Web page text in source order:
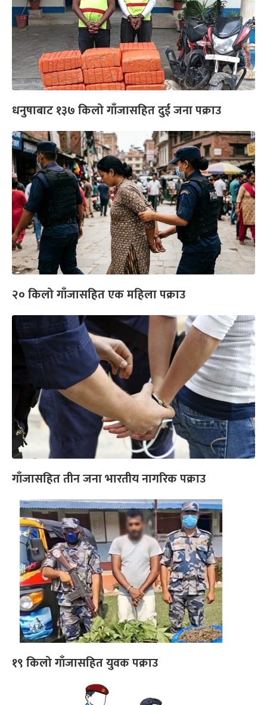
धनुषाबाट १३७ किलो गाँजासहित दुई जना पक्राउ
‍२० किलो गाँजासहित एक महिला पक्राउ
गाँजासहित तीन जना भारतीय नागरिक पक्राउ
१९ किलो गाँजासहित युवक पक्राउ